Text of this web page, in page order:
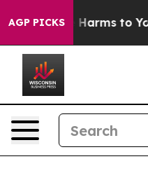
AGP PICKS
to Abate Harms to Youth